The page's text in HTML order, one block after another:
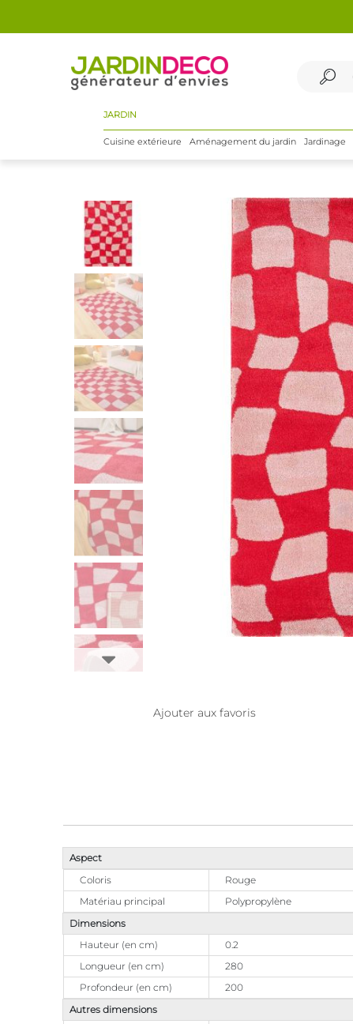
JARDIN
Cuisine extérieure Aménagement du jardin Jardinage
Ajouter aux favoris
Aspect
Coloris
Rouge
Matériau principal
Polypropylène
Dimensions
Hauteur (en cm)
0.2
Longueur (en cm)
280
Profondeur (en cm)
200
Autres dimensions